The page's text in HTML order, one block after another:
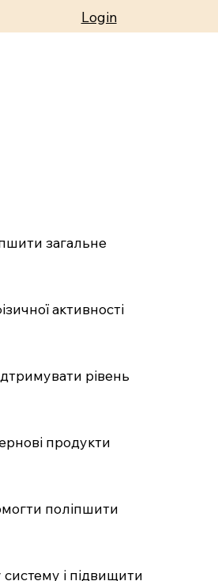
Login
загальне
активності
рівень
продукти
поліпшити
і підвищити